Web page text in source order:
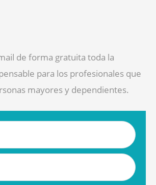
de forma gratuita toda la
para los profesionales que
mayores y dependientes.